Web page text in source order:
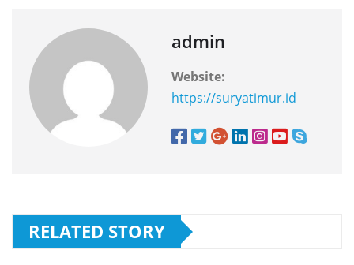
admin
Website:
https://suryatimur.id
RELATED STORY